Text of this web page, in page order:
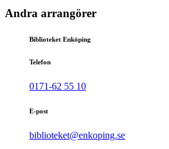
Andra arrangörer
Biblioteket Enköping
Telefon
0171-62 55 10
E-post
biblioteket@enkoping.se